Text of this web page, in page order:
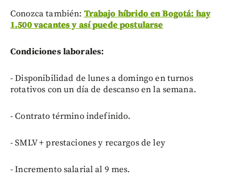
Conozca también: Trabajo híbrido en Bogotá: hay
1.500 vacantes y así puede postularse
Condiciones laborales:
- Disponibilidad de lunes a domingo en turnos
rotativos con un día de descanso en la semana.
- Contrato término indefinido.
- SMLV + prestaciones y recargos de ley
- Incremento salarial al 9 mes.